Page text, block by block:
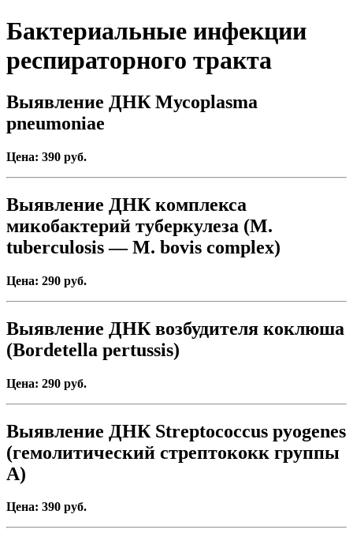
Бактериальные инфекции
респираторного тракта
Выявление ДНК Мусоplasma
pneumoniae
Цена: 390 руб.
Выявление ДНК комплекса
микобактерий туберкулеза (M.
tuberculosis — M. bovis complex)
Цена: 290 руб.
Выявление ДНК возбудителя коклюша
(Bordetella pertussis)
Цена: 290 руб.
Выявление ДНК Streptococcus pyogenes
(гемолитический стрептококк группы
А)
Цена: 390 руб.